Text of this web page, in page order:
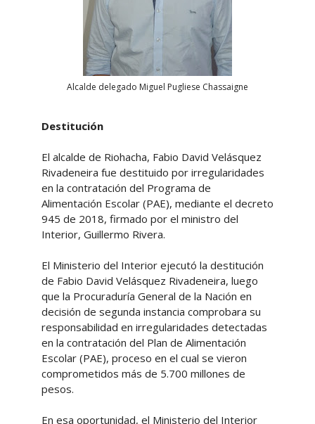
Alcalde delegado Miguel Pugliese Chassaigne
Destitución
El alcalde de Riohacha, Fabio David Velásquez
Rivadeneira fue destituido por irregularidades
en la contratación del Programa de
Alimentación Escolar (PAE), mediante el decreto
945 de 2018, firmado por el ministro del
Interior, Guillermo Rivera.
El Ministerio del Interior ejecutó la destitución
de Fabio David Velásquez Rivadeneira, luego
que la Procuraduría General de la Nación en
decisión de segunda instancia comprobara su
responsabilidad en irregularidades detectadas
en la contratación del Plan de Alimentación
Escolar (PAE), proceso en el cual se vieron
comprometidos más de 5.700 millones de
pesos.
En esa oportunidad, el Ministerio del Interior